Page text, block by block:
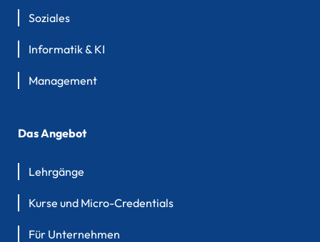
Soziales
Informatik & KI
Management
Das Angebot
Lehrgänge
Kurse und Micro-Credentials
Für Unternehmen